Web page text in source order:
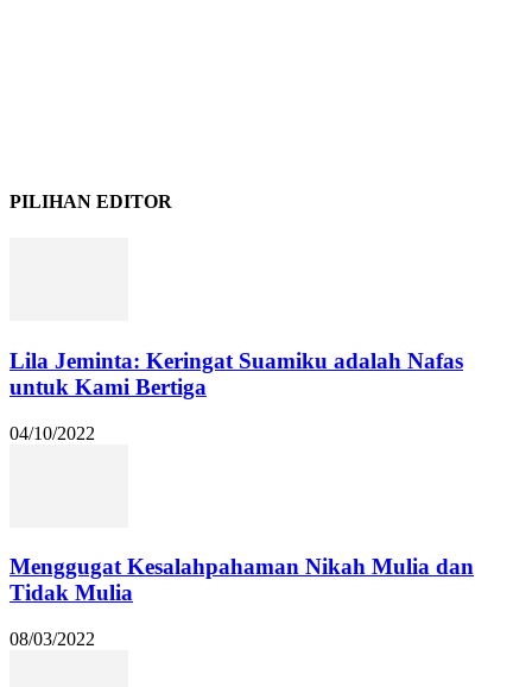
PILIHAN EDITOR
Lila Jeminta: Keringat Suamiku adalah Nafas
untuk Kami Bertiga
04/10/2022
Menggugat Kesalahpahaman Nikah Mulia dan
Tidak Mulia
08/03/2022